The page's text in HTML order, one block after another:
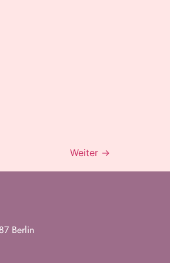
Weiter →
Berlin